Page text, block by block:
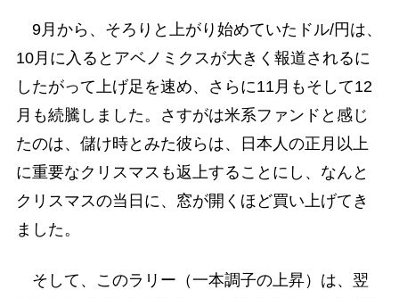
9月から、そろりと上がり始めていたドル/円は、
10月に入るとアベノミクスが大きく報道されるに
したがって上げ足を速め、さらに11月もそして12
月も続騰しました。さすがは米系ファンドと感じ
たのは、儲け時とみた彼らは、日本人の正月以上
に重要なクリスマスも返上することにし、なんと
クリスマスの当日に、窓が開くほど買い上げてき
ました。
そして、このラリー（一本調子の上昇）は、翌